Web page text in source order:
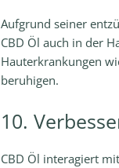
Aufgrund seiner
CBD Öl auch in der
Hauterkrankungen
beruhigen.
10.
CBD Öl interagiert